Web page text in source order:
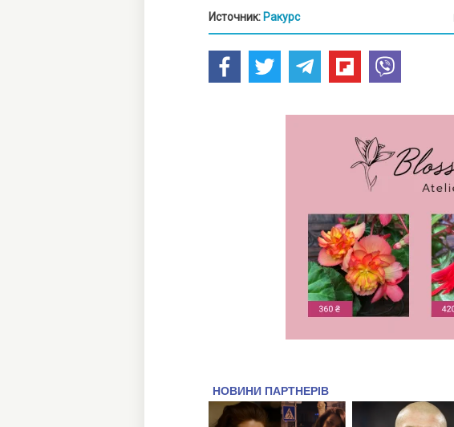
Источник: Ракурс